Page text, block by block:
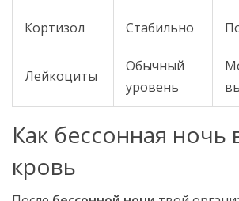
Кортизол Стабильно
Лейкоциты
Обычный
уровень
Как бессонная ночь
кровь